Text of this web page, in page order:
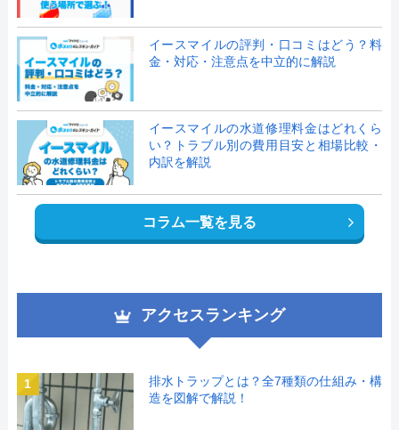
イースマイルの評判・口コミはどう？料
金・対応・注意点を中立的に解説
イースマイルの水道修理料金はどれくら
い？トラブル別の費用目安と相場比較・
内訳を解説
コラム一覧を見る
アクセスランキング
1
排水トラップとは？全7種類の仕組み・構
造を図解で解説！